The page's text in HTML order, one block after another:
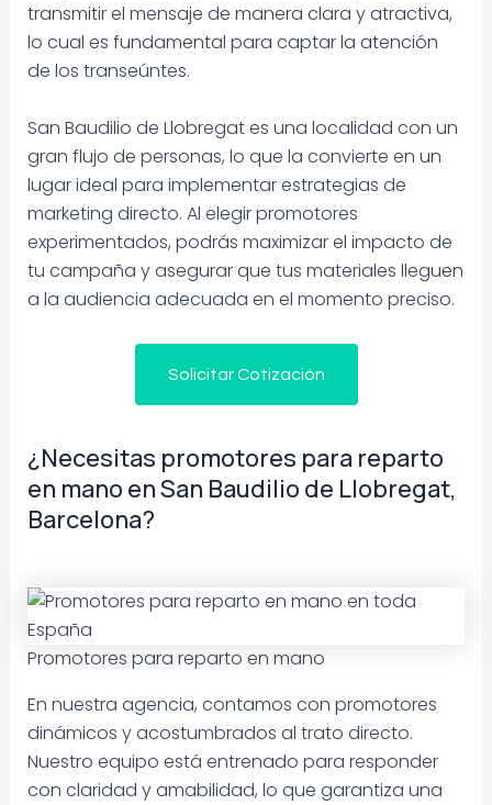
transmitir el mensaje de manera clara y atractiva,
lo cual es fundamental para captar la atención
de los transeúntes.
San Baudilio de Llobregat es una localidad con un
gran flujo de personas, lo que la convierte en un
lugar ideal para implementar estrategias de
marketing directo. Al elegir promotores
experimentados, podrás maximizar el impacto de
tu campaña y asegurar que tus materiales lleguen
a la audiencia adecuada en el momento preciso.
Solicitar Cotización
¿Necesitas promotores para reparto
en mano en San Baudilio de Llobregat,
Barcelona?
Promotores para reparto en mano
En nuestra agencia, contamos con promotores
dinámicos y acostumbrados al trato directo.
Nuestro equipo está entrenado para responder
con claridad y amabilidad, lo que garantiza una